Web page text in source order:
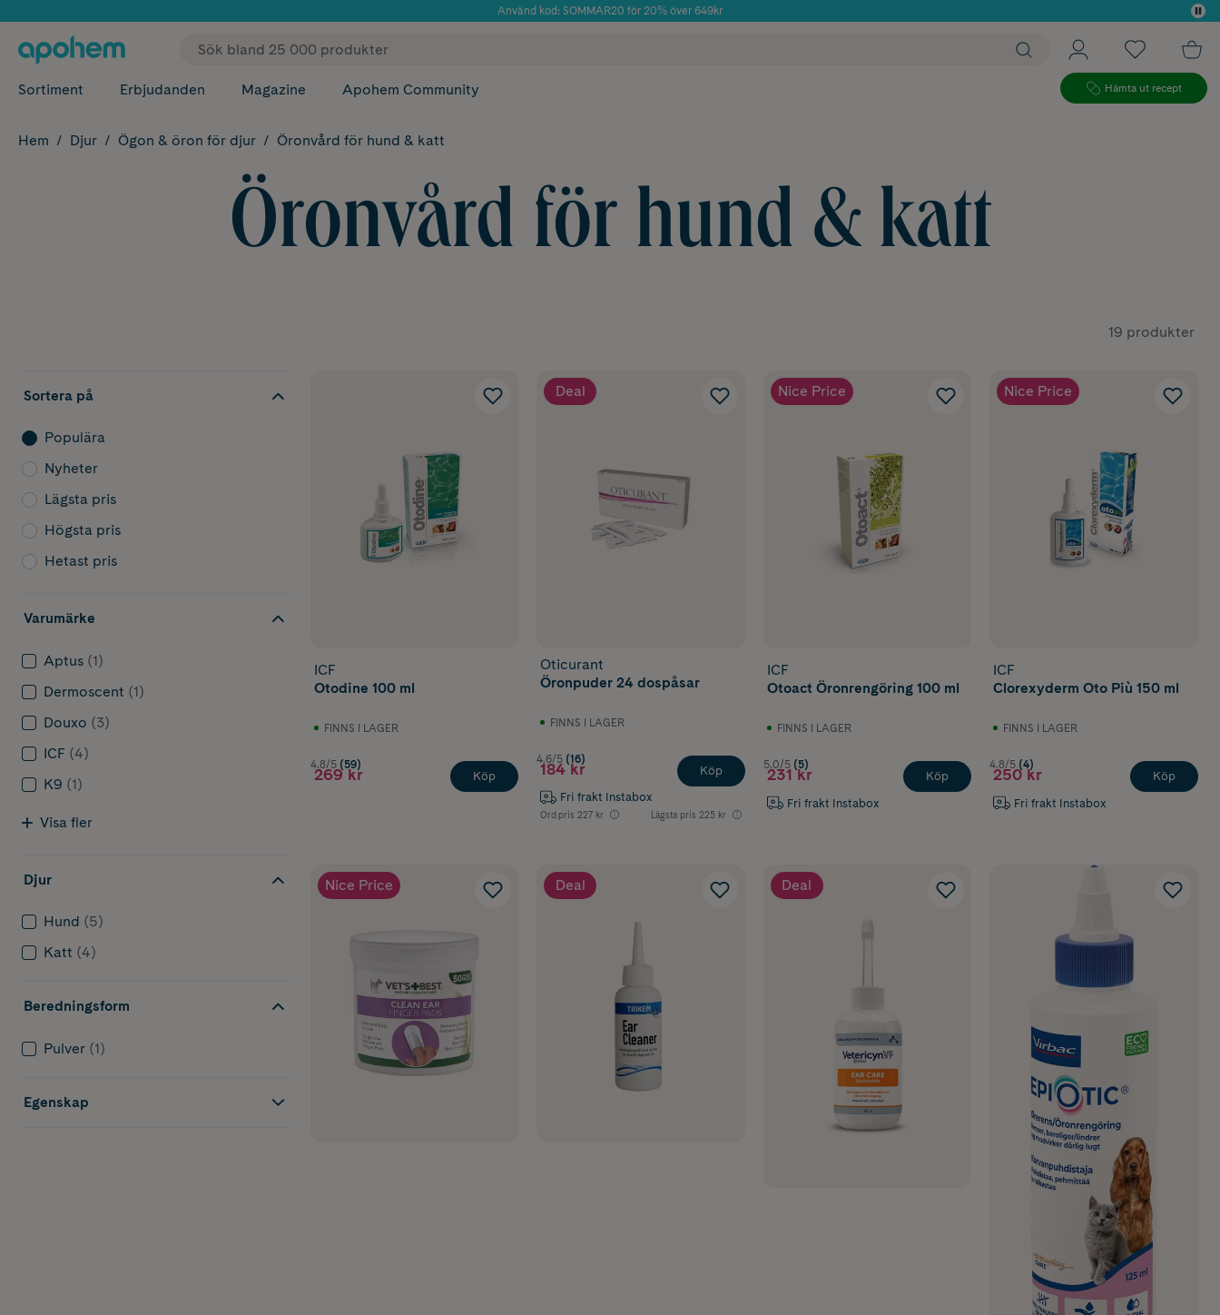
Använd kod: SOMMAR20 för 20% över 649kr
✓ Fri frakt
Sortiment Erbjudanden Magazine Apohem Community Hämta ut recept
Hem Djur Ögon & öron för djur Öronvård för hund & katt
Öronvård för hund & katt
19 produkter
Sortera på
Populära
Nyheter
Lägsta pris
Högsta pris
Hetast pris
Varumärke
Aptus (1)
Dermoscent (1)
Douxo (3)
ICF (4)
K9 (1)
Visa fler
Djur
Hund (5)
Katt (4)
Beredningsform
Pulver (1)
Egenskap
ICF
Otodine 100 ml
FINNS I LAGER
4.8/5 (59)
269 kr Köp
Deal
Oticurant
Öronpuder 24 dospåsar
FINNS I LAGER
4.6/5 (16)
184 kr
Fri frakt Instabox
Ord.pris 227 kr Lägsta pris 225 kr
Köp
Nice Price
ICF
Otoact Öronrengöring 100 ml
FINNS I LAGER
5.0/5 (5)
231 kr
Fri frakt Instabox
Köp
Nice Price
ICF
Clorexyderm Oto Più 150 ml
FINNS I LAGER
4.8/5 (4)
250 kr
Fri frakt Instabox
Köp
Nice Price Deal Deal